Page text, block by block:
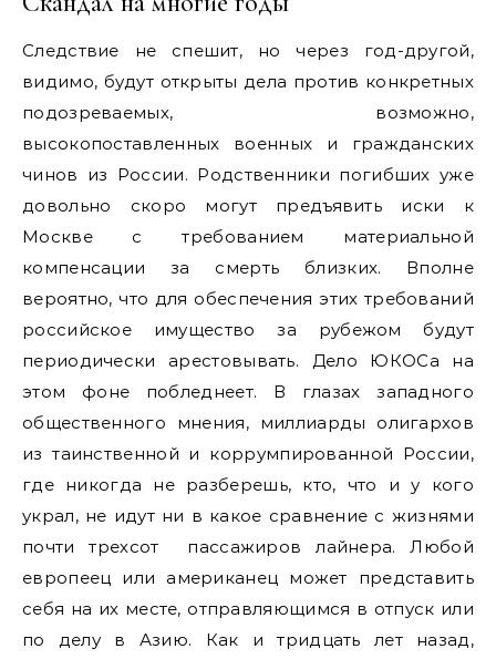
Следствие не спешит, но через год-другой,
видимо, будут открыты дела против конкретных
подозреваемых, возможно,
высокопоставленных военных и гражданских
чинов из России. Родственники погибших уже
довольно скоро могут предъявить иски к
Москве с требованием материальной
компенсации за смерть близких. Вполне
вероятно, что для обеспечения этих требований
российское имущество за рубежом будут
периодически арестовывать. Дело ЮКОСа на
этом фоне побледнеет. В глазах западного
общественного мнения, миллиарды олигархов
из таинственной и коррумпированной России,
где никогда не разберешь, кто, что и у кого
украл, не идут ни в какое сравнение с жизнями
почти трехсот пассажиров лайнера. Любой
европеец или американец может представить
себя на их месте, отправляющимся в отпуск или
по делу в Азию. Как и тридцать лет назад,